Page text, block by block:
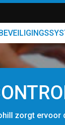
zorgt ervoor